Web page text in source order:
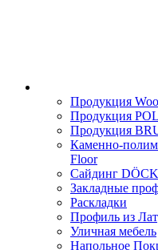
Продукция
Продукция
Продукция
Каменно-
Floor
Сайдинг
Закладные
Раскладки
Профиль из
Уличная мебель
Напольное